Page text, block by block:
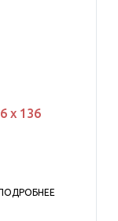
х 136
ПОДРОБНЕЕ